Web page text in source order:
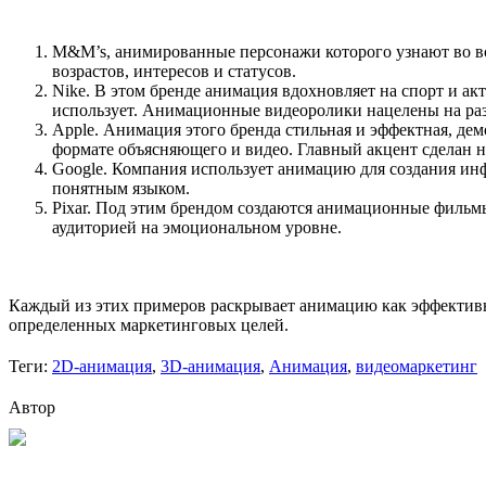
M&M’s, анимированные персонажи которого узнают во
возрастов, интересов и статусов.
Nike. В этом бренде анимация вдохновляет на спорт и
использует. Анимационные видеоролики нацелены на
Apple. Анимация этого бренда стильная и эффектная,
формате объясняющего и видео. Главный акцент сделан
Google. Компания использует анимацию для создания
понятным языком.
Pixar. Под этим брендом создаются анимационные
аудиторией на эмоциональном уровне.
Каждый из этих примеров раскрывает анимацию как
определенных маркетинговых целей.
Теги: 2D-анимация, 3D-анимация, Анимация, видеомаркетинг
Автор